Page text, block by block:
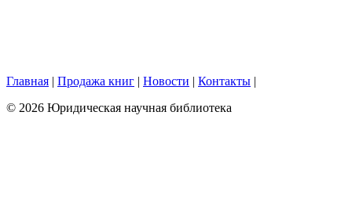
Главная | Продажа книг | Новости | Контакты |
© 2026 Юридическая научная библиотека